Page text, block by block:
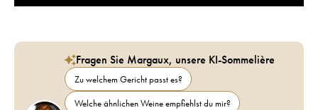
Fragen Sie Margaux, unsere KI-Sommelière
Zu welchem Gericht passt es?
Welche ähnlichen Weine empfiehlst du mir?